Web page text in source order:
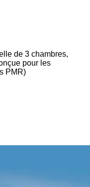
de 3 chambres,
pour les
PMR)